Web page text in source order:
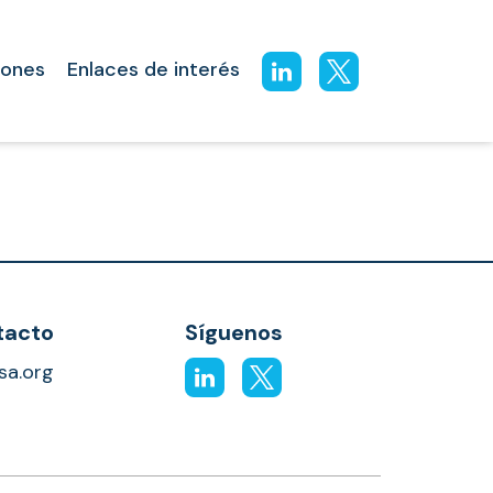
Enlaces de interés
Síguenos